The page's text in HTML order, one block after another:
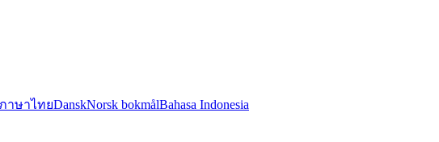
าษาไทยDanskNorsk bokmålBahasa Indonesia